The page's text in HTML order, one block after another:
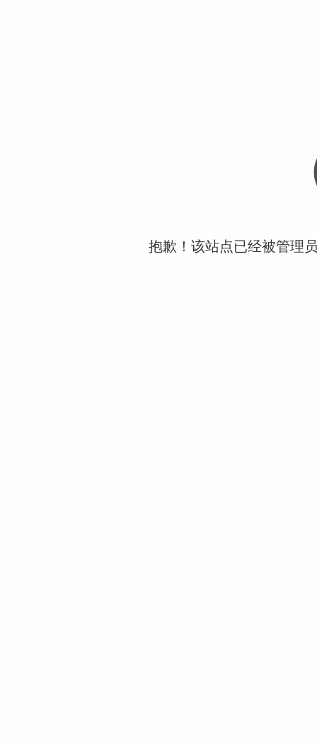
抱歉！该站点已经被管理